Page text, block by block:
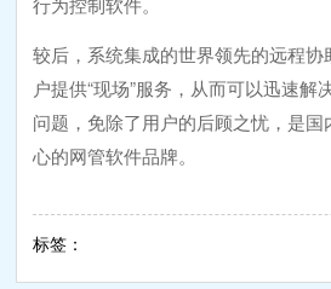
较后，系统集成的世界领先的远程
户提供“现场”服务，从而可以迅速解
问题，免除了用户的后顾之忧，是
心的网管软件品牌。
标签：